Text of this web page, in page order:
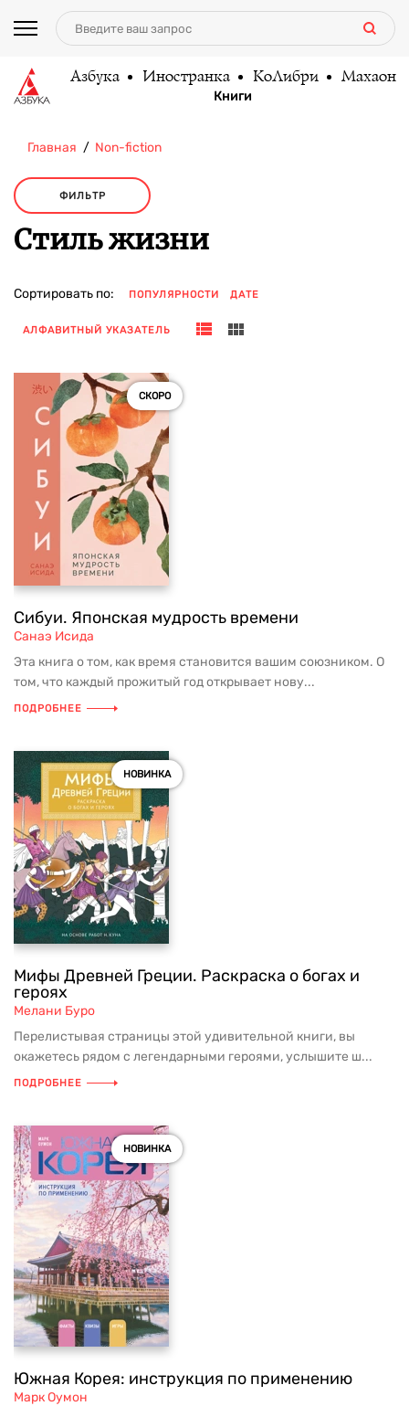
Азбука Иностранка КоЛибри Махаон
Книги
Главная Non-fiction
ФИЛЬТР
Стиль жизни
Сортировать по: ПОПУЛЯРНОСТИ ДАТЕ
АЛФАВИТНЫЙ УКАЗАТЕЛЬ
СКОРО
Сибуи. Японская мудрость времени
Санаэ Исида
Эта книга о том, как время становится вашим союзником. О
том, что каждый прожитый год открывает нову...
ПОДРОБНЕЕ
НОВИНКА
Мифы Древней Греции. Раскраска о богах и
героях
Мелани Буро
Перелистывая страницы этой удивительной книги, вы
окажетесь рядом с легендарными героями, услышите ш...
ПОДРОБНЕЕ
НОВИНКА
Южная Корея: инструкция по применению
Марк Оумон